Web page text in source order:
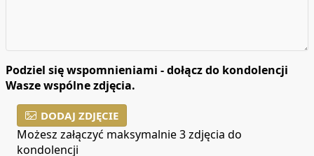
Podziel się wspomnieniami - dołącz do kondolencji
Wasze wspólne zdjęcia.
DODAJ ZDJĘCIE
Możesz załączyć maksymalnie 3 zdjęcia do
kondolencji